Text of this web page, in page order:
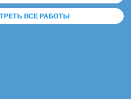
ВСЕ РАБОТЫ